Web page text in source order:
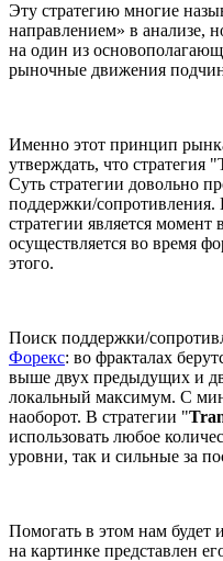
Эту стратегию многие
направлением» в анализе,
на один из
рыночные движения
Именно этот принцип
утверждать, что стратегия
Суть стратегии довольно
поддержки/
стратегии является момент
осуществляется во время
этого.
Поиск поддержки/
Форекс: во фракталах
выше двух предыдущих и
локальный максимум. С
наоборот. В стратегии "
использовать любое
уровни, так и сильные за
Помогать в этом нам будет
на картинке представлен